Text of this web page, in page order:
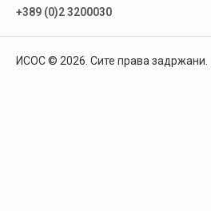
+389 (0)2 3200030
ИСОС © 2026. Сите права задржани.